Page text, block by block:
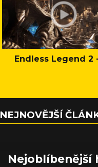
Endless Legend 2
NEJNOVĚJŠÍ
Nejoblíbenější